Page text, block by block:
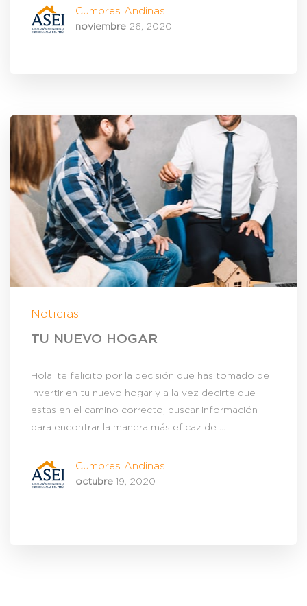
Cumbres Andinas
noviembre 26, 2020
Noticias
TU NUEVO HOGAR
Hola, te felicito por la decisión que has tomado de
invertir en tu nuevo hogar y a la vez decirte que
estas en el camino correcto, buscar información
para encontrar la manera más eficaz de ...
Cumbres Andinas
octubre 19, 2020